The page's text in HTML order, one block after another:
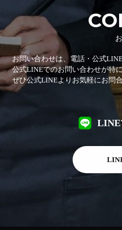
お問い合わせは、電話・公式
公式LINEでのお問い合わせが特
ぜひ公式LINEよりお気軽にお問
LINE